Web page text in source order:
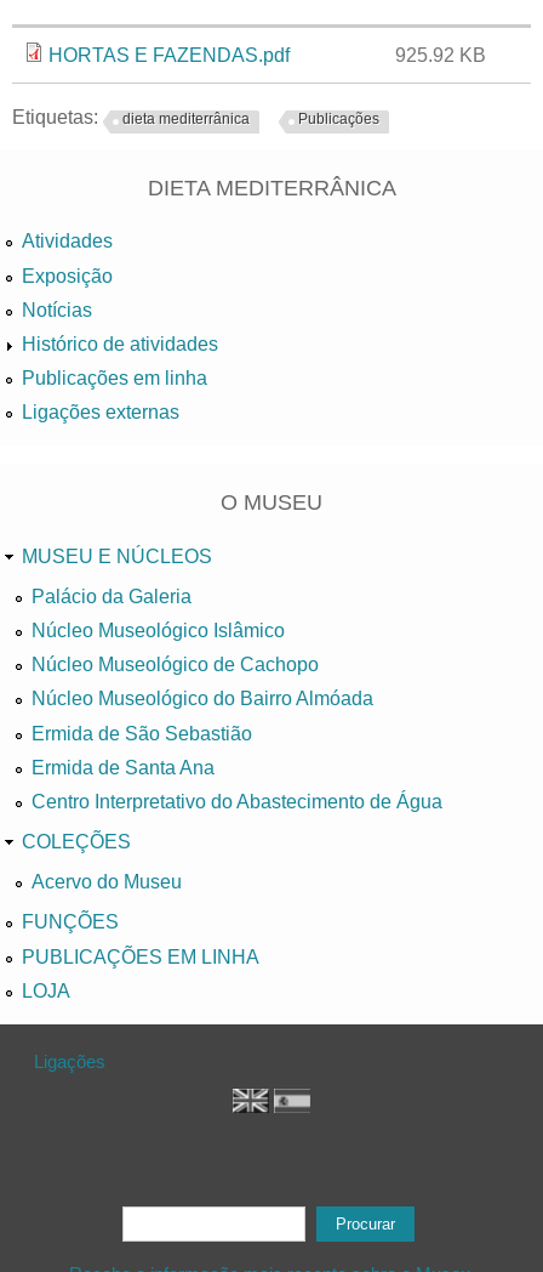
HORTAS E FAZENDAS.pdf 925.92 KB
Etiquetas: dieta mediterrânica Publicações
DIETA MEDITERRÂNICA
Atividades
Exposição
Notícias
Histórico de atividades
Publicações em linha
Ligações externas
O MUSEU
MUSEU E NÚCLEOS
Palácio da Galeria
Núcleo Museológico Islâmico
Núcleo Museológico de Cachopo
Núcleo Museológico do Bairro Almóada
Ermida de São Sebastião
Ermida de Santa Ana
Centro Interpretativo do Abastecimento de Água
COLEÇÕES
Acervo do Museu
FUNÇÕES
PUBLICAÇÕES EM LINHA
LOJA
Ligações
Formulário de procura